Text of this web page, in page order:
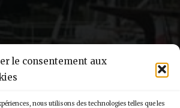
le consentement aux
nous utilisons des technologies telles que les